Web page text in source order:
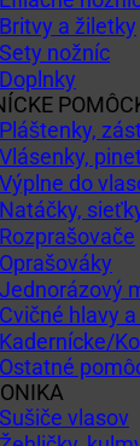
Britvy a žiletky
Sety nožníc
Doplnky
Pláštenky,
Vlásenky,
Výplne do
Natáčky,
Rozprašovače
Oprašováky
Jednorázový
Cvičné hlavy
Kadernícke/
Ostatné
Sušiče vlasov